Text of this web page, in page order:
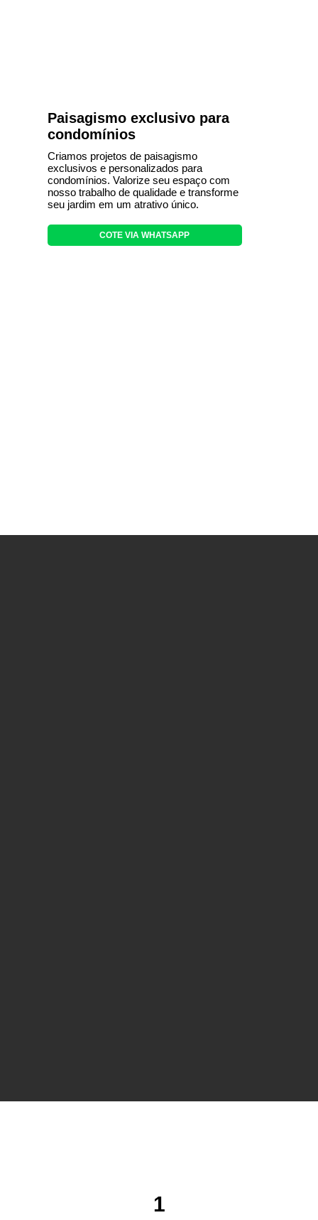
Paisagismo exclusivo para
condomínios
Criamos projetos de paisagismo
exclusivos e personalizados para
condomínios. Valorize seu espaço com
nosso trabalho de qualidade e transforme
seu jardim em um atrativo único.
COTE VIA WHATSAPP
1